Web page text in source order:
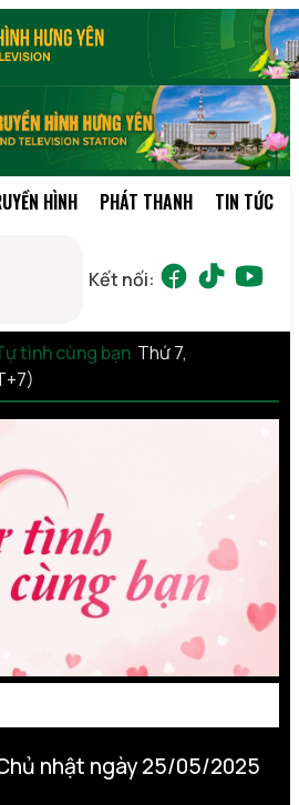
HÌNH PHÁT THANH TIN TỨC
Kết nối:
tình cùng bạn Thứ 7,
nhật ngày 25/05/2025